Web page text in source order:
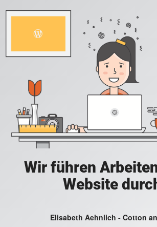
Wir führen
Website
Elisabeth Aehnlich - Cotton